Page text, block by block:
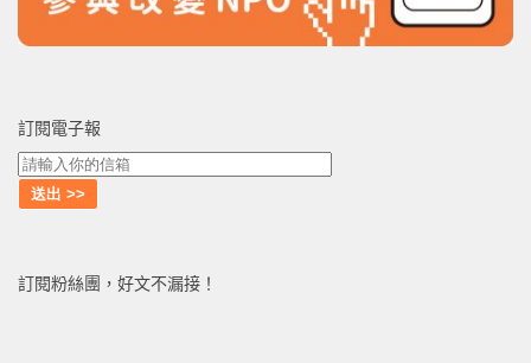
訂閱電子報
訂閱粉絲團，好文不漏接！